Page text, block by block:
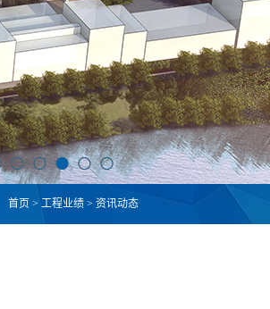
首页 > 工程业绩 > 资讯动态